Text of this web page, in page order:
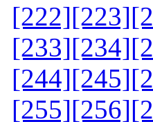
[222][223]
[233][234]
[244][245]
[255][256]